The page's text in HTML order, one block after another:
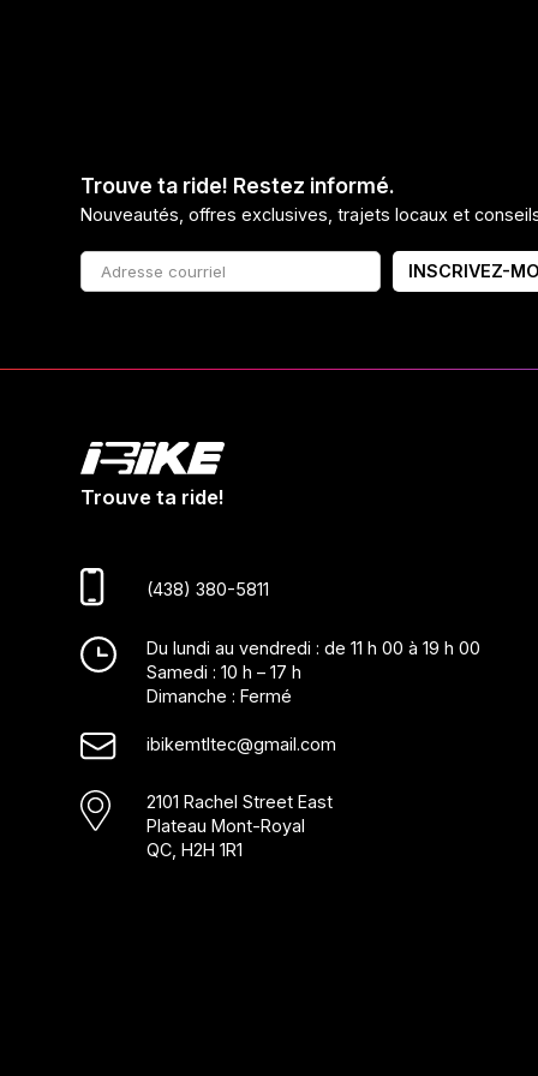
Trouve ta ride! Restez informé.
Nouveautés, offres exclusives, trajets locaux et
INSCRIVEZ-
Trouve ta ride!
(438) 380-5811
Du lundi au vendredi : de 11 h 00 à 19 h 00
Samedi : 10 h – 17 h
Dimanche : Fermé
ibikemtltec@gmail.com
2101 Rachel Street East
Plateau Mont-Royal
QC, H2H 1R1